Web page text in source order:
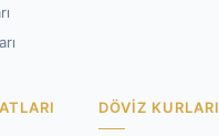
DÖVIZ KURLARI